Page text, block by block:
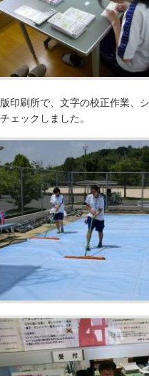
印刷所で、文字の校正作業、
ェックしました。